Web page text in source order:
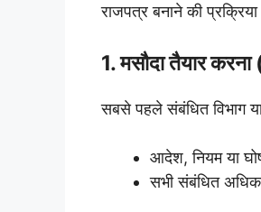
राजपत्र बनाने की
1. मसौदा तैयार
सबसे पहले संबंधित विभाग
आदेश, नियम या
सभी संबंधित